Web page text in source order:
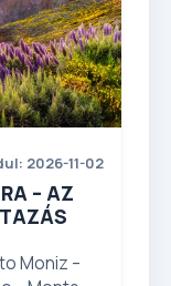
2026-11-02
– AZ
Moniz –